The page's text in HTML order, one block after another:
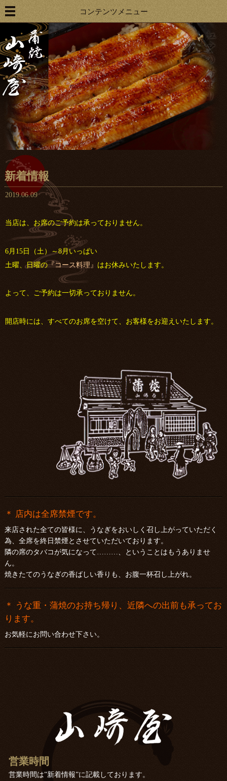
コンテンツメニュー
新着情報
2019.06.09
当店は、お席のご予約は承っておりません。
6月15日（土）～8月いっぱい
土曜、日曜の『コース料理』 はお休みいたします。
よって、ご予約は一切承っておりません。
開店時には、すべてのお席を空けて、お客様をお迎えいたします。
＊ 店内は全席禁煙です。
来店された全ての皆様に、うなぎをおいしく召し上がっていただく
為、全席を終日禁煙とさせていただいております。
隣の席のタバコが気になって………、ということはもうありませ
ん。
焼きたてのうなぎの香ばしい香りも、お腹一杯召し上がれ。
＊ うな重・蒲焼のお持ち帰り、近隣への出前も承ってお
ります。
お気軽にお問い合わせ下さい。
営業時間
営業時間は”新着情報”に記載しております。